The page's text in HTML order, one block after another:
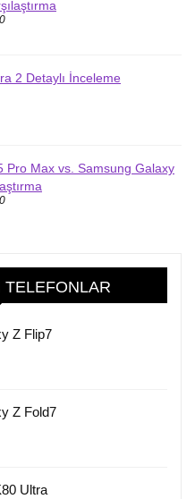
0
2 Detaylı İnceleme
Pro Max vs. Samsung Galaxy
0
Z Flip7
Z Fold7
Ultra